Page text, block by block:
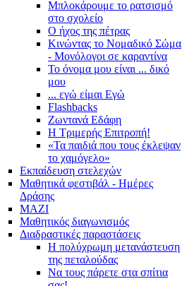
Μπλοκάρουμε το ρατσισμό
στο σχολείο
Ο ήχος της πέτρας
Κινώντας το Νομαδικό Σώμα
- Μονόλογοι σε καραντίνα
Το όνομα μου είναι ... δικό
μου
... εγώ είμαι Εγώ
Flashbacks
Ζωντανά Εδάφη
Η Τριμερής Επιτροπή!
«Τα παιδιά που τους έκλεψαν
το χαμόγελο»
Εκπαίδευση στελεχών
Μαθητικά φεστιβάλ - Ημέρες
Δράσης
ΜΑΖΙ
Μαθητικός διαγωνισμός
Διαδραστικές παραστάσεις
Η πολύχρωμη μετανάστευση
της πεταλούδας
Να τους πάρετε στα σπίτια